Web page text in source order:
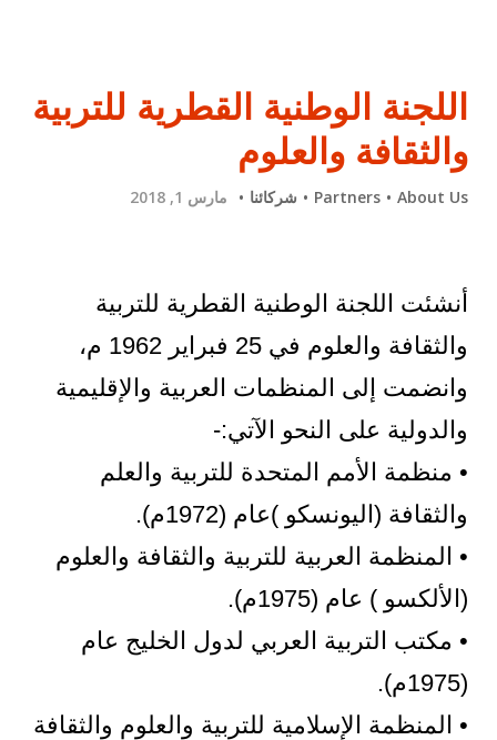
اللجنة الوطنية القطرية للتربية
والثقافة والعلوم
Partners About Us شركائنا مارس 1, 2018
أنشئت اللجنة الوطنية القطرية للتربية
والثقافة والعلوم في 25 فبراير 1962 م،
وانضمت إلى المنظمات العربية والإقليمية
والدولية على النحو الآتي:-
• منظمة الأمم المتحدة للتربية والعلم
والثقافة (اليونسكو )عام (1972م).
• المنظمة العربية للتربية والثقافة والعلوم
(الألكسو ) عام (1975م).
• مكتب التربية العربي لدول الخليج عام
(1975م).
• المنظمة الإسلامية للتربية والعلوم والثقافة